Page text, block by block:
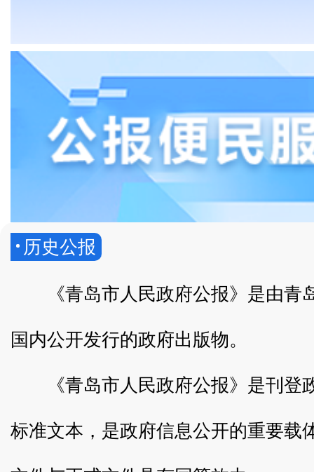
历史公报
《青岛市人民政府公报》是由
国内公开发行的政府出版物。
《青岛市人民政府公报》是刊
标准文本，是政府信息公开的重要载